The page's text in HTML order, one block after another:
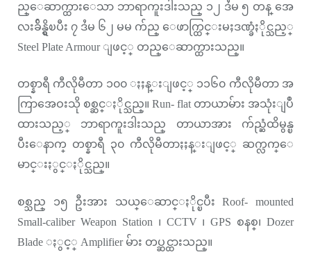
ည္ေဆာက္ထားေသာ ဘာရာကူးဒါးသည္ ၁၂ ဒႆမ ၅ တန္ အေ
လးခ်ိန္ရွိၿပီး ၇ ဒႆမ ၆၂ မမ က်ည္ ေဖာက္ထြင္းမႈဒဏ္ခံႏိုင္သည့္
Steel Plate Armour ျဖင့္ တည္ေဆာက္ထားသည္။
တစ္နာရီ ကီလိုမီတာ ၁၀၀ ႏႈန္းျဖင့္ ၁၁၆၀ ကီလိုမီတာ အ
ကြာအေဝးသို စစ္ဆင္ႏိုင္သည္။ Run- flat တာယာမ်ား အသုံးျပဳ
ထားသည့္ ဘာရာကူးဒါးသည္ တာယာအား က်ည္ဆံထိမွန္ၿ
ပီးေနာက္ တစ္နာရီ ၃၀ ကီလိုမီတာႏႈန္းျဖင့္ ဆက္လက္ေ
မာင္းႏွင္ႏိုင္သည္။
စစ္သည္ ၁၅ ဦးအား သယ္ေဆာင္ႏိုင္ၿပီး Roof- mounted
Small-caliber Weapon Station ၊ CCTV ၊ GPS စနစ္၊ Dozer
Blade ႏွင့္ Amplifier မ်ား တပ္ဆင္ထားသည္။